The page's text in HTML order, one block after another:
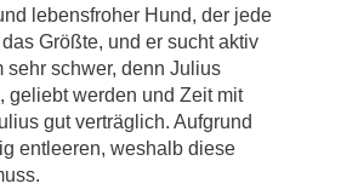
lebensfroher Hund, der jede
Größte, und er sucht aktiv
sehr schwer, denn Julius
geliebt werden und Zeit mit
gut verträglich. Aufgrund
entleeren, weshalb diese